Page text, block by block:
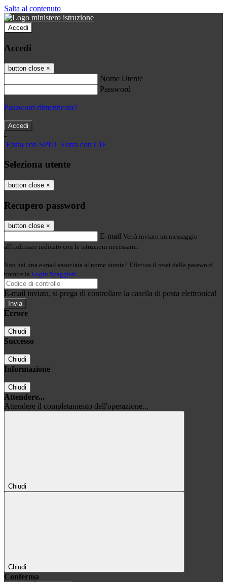
Salta al contenuto
Accedi
Accedi
button close ×
Nome Utente
Password
Password dimenticata?
-
Entra con SPID Entra con CIE
Seleziona utente
button close ×
Recupero password
button close ×
E-mail Verrà inviato un messaggio
all'indirizzo indicato con le istruzioni necessarie.
Non hai una e-mail associata al nome utente? Effettua il reset della password
tramite la Login Spaggiari
E-mail inviata, si prega di controllare la casella di posta elettronica!
Errore
Chiudi
Successo
Chiudi
Informazione
Chiudi
Attendere...
Attendere il completamento dell'operazione...
Chiudi
Chiudi
Conferma